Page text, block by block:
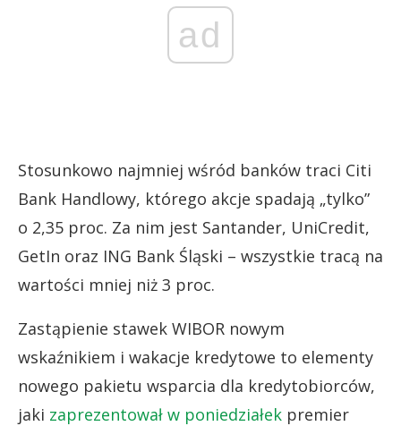
ad
Stosunkowo najmniej wśród banków traci Citi
Bank Handlowy, którego akcje spadają „tylko”
o 2,35 proc. Za nim jest Santander, UniCredit,
GetIn oraz ING Bank Śląski – wszystkie tracą na
wartości mniej niż 3 proc.
Zastąpienie stawek WIBOR nowym
wskaźnikiem i wakacje kredytowe to elementy
nowego pakietu wsparcia dla kredytobiorców,
jaki zaprezentował w poniedziałek premier